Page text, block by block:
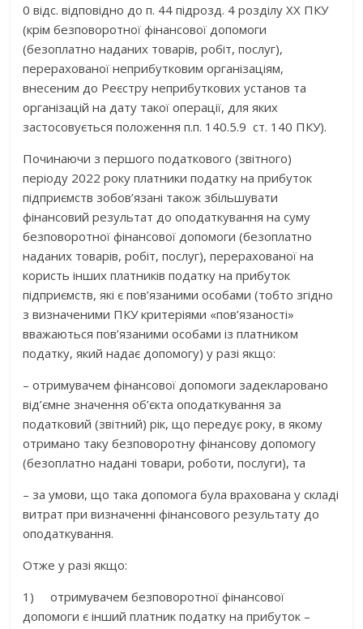
0 відс. відповідно до п. 44 підрозд. 4 розділу XX ПКУ
(крім безповоротної фінансової допомоги
(безоплатно наданих товарів, робіт, послуг),
перерахованої неприбутковим організаціям,
внесеним до Реєстру неприбуткових установ та
організацій на дату такої операції, для яких
застосовується положення п.п. 140.5.9 ст. 140 ПКУ).
Починаючи з першого податкового (звітного)
періоду 2022 року платники податку на прибуток
підприємств зобов’язані також збільшувати
фінансовий результат до оподаткування на суму
безповоротної фінансової допомоги (безоплатно
наданих товарів, робіт, послуг), перерахованої на
користь інших платників податку на прибуток
підприємств, які є пов’язаними особами (тобто згідно
з визначеними ПКУ критеріями «пов’язаності»
вважаються пов’язаними особами із платником
податку, який надає допомогу) у разі якщо:
– отримувачем фінансової допомоги задекларовано
від’ємне значення об’єкта оподаткування за
податковий (звітний) рік, що передує року, в якому
отримано таку безповоротну фінансову допомогу
(безоплатно надані товари, роботи, послуги), та
– за умови, що така допомога була врахована у складі
витрат при визначенні фінансового результату до
оподаткування.
Отже у разі якщо:
1) отримувачем безповоротної фінансової
допомоги є інший платник податку на прибуток –